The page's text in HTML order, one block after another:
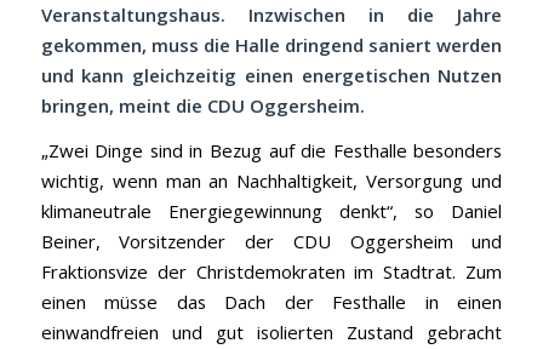
Veranstaltungshaus. Inzwischen in die Jahre
gekommen, muss die Halle dringend saniert werden
und kann gleichzeitig einen energetischen Nutzen
bringen, meint die CDU Oggersheim.
„Zwei Dinge sind in Bezug auf die Festhalle besonders
wichtig, wenn man an Nachhaltigkeit, Versorgung und
klimaneutrale Energiegewinnung denkt“, so Daniel
Beiner, Vorsitzender der CDU Oggersheim und
Fraktionsvize der Christdemokraten im Stadtrat. Zum
einen müsse das Dach der Festhalle in einen
einwandfreien und gut isolierten Zustand gebracht